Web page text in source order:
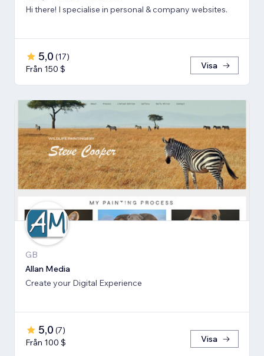
Hi there! I specialise in personal & company websites.
5,0 (17)
Från 150 $
Visa
GB
Allan Media
Create your Digital Experience
5,0 (7)
Från 100 $
Visa